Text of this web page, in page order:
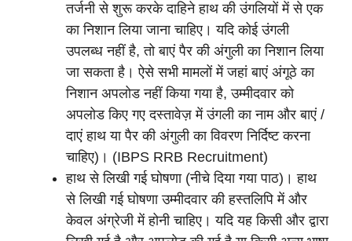
तर्जनी से शुरू करके दाहिने हाथ की उंगलियों में से एक
का निशान लिया जाना चाहिए। यदि कोई उंगली
उपलब्ध नहीं है, तो बाएं पैर की अंगुली का निशान लिया
जा सकता है। ऐसे सभी मामलों में जहां बाएं अंगूठे का
निशान अपलोड नहीं किया गया है, उम्मीदवार को
अपलोड किए गए दस्तावेज़ में उंगली का नाम और बाएं /
दाएं हाथ या पैर की अंगुली का विवरण निर्दिष्ट करना
चाहिए)। (IBPS RRB Recruitment)
हाथ से लिखी गई घोषणा (नीचे दिया गया पाठ)। हाथ
से लिखी गई घोषणा उम्मीदवार की हस्तलिपि में और
केवल अंग्रेजी में होनी चाहिए। यदि यह किसी और द्वारा